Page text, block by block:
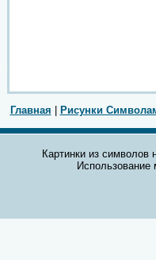
Главная Рисунки
Картинки из символов
Использование